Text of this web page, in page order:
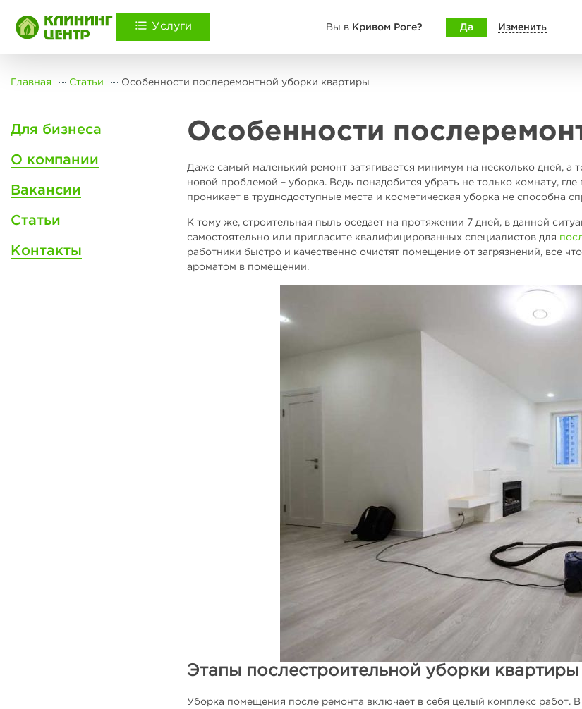
Услуги Вы в Кривом Роге? Да Изменить
Главная Статьи Особенности послеремонтной уборки квартиры
Для бизнеса
О компании
Вакансии
Статьи
Контакты
Особенности
Даже самый маленький ремонт затягивается минимум на несколько дней,
новой проблемой – уборка. Ведь понадобится убрать не только комнату,
проникает в труднодоступные места и косметическая уборка не способна
К тому же, строительная пыль оседает на протяжении 7 дней, в данной
самостоятельно или пригласите квалифицированных специалистов для
работники быстро и качественно очистят помещение от загрязнений, все
ароматом в помещении.
Этапы послестроительной уборки квартиры
Уборка помещения после ремонта включает в себя целый комплекс работ.